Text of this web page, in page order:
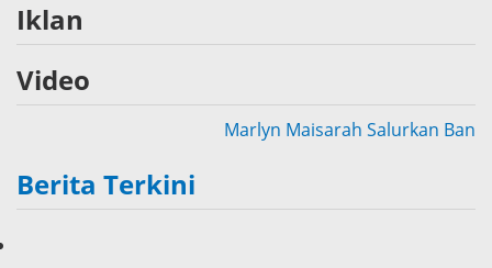
Iklan
Video
Marlyn Maisarah Salurkan
Berita Terkini